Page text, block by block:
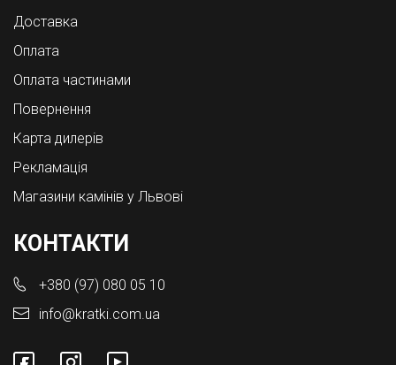
Доставка
Оплата
Оплата частинами
Повернення
Карта дилерів
Рекламація
Магазини камінів у Львові
КОНТАКТИ
+380 (97) 080 05 10
info@kratki.com.ua